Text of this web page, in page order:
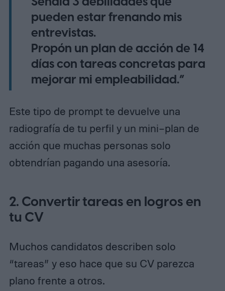
pueden estar frenando mis
entrevistas.
Propón un plan de acción de 14
días con tareas concretas para
mejorar mi empleabilidad.”
Este tipo de prompt te devuelve una
radiografía de tu perfil y un mini–plan de
acción que muchas personas solo
obtendrían pagando una asesoría.
2. Convertir tareas en logros en
tu CV
Muchos candidatos describen solo
“tareas” y eso hace que su CV parezca
plano frente a otros.